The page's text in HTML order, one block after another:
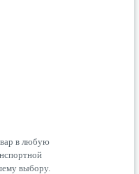
в любую
выбору.